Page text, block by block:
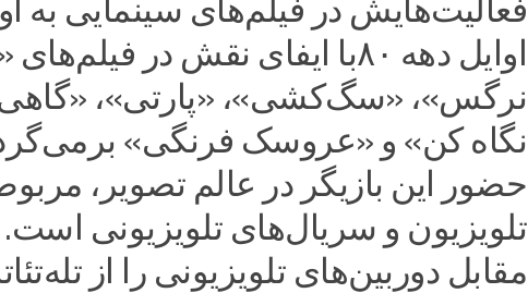
اوایل دهه ۸۰با ایفای نقش در
نرگس»، «سگ‌کشی»، «پارتی»،
نگاه کن» و «عروسک فرنگی»
حضور این بازیگر در عالم تصویر،
تلویزیون و سریال‌های تلویزیونی است.
مقابل دوربین‌های تلویزیونی را از